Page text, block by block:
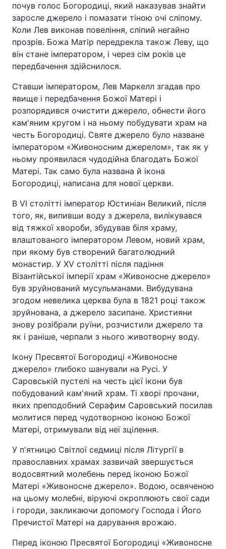
почув голос Богородиці, який наказував знайти
заросле джерело і помазати тіною очі сліпому.
Коли Лев виконав повеління, сліпий негайно
прозрів. Божа Матір передрекла також Леву, що
він стане імператором, і через сім років це
передбачення здійснилося.
Ставши імператором, Лев Маркелл згадав про
явище і передбачення Божої Матері і
розпорядився очистити джерело, обнести його
кам'яним кругом і на ньому побудувати храм на
честь Богородиці. Святе джерело було назване
імператором «Живоносним джерелом», так як у
ньому проявилася чудодійна благодать Божої
Матері. Так само була названа й ікона
Богородиці, написана для нової церкви.
В VI столітті імператор Юстиніан Великий, після
того, як, випивши воду з джерела, вилікувався
від тяжкої хвороби, збудував біля храму,
влаштованого імператором Левом, новий храм,
при якому був створений багатолюдний
монастир. У XV столітті після падіння
Візантійської імперії храм «Живоносне джерело»
був зруйнований мусульманами. Вибудувана
згодом невелика церква була в 1821 році також
зруйнована, а джерело засипане. Християни
знову розібрали руїни, розчистили джерело та
як і раніше, черпали з нього животворну воду.
Ікону Пресвятої Богородиці «Живоносне
джерело» глибоко шанували на Русі. У
Саровській пустелі на честь цієї ікони був
побудований кам'яний храм. Ті хворі прочани,
яких преподобний Серафим Саровський посилав
молитися перед чудотворною іконою Божої
Матері, отримували від неї зцілення.
У п'ятницю Світлої седмиці після Літургії в
православних храмах зазвичай звершується
водосвятний молебень перед іконою Божої
Матері «Живоносне джерело». Водою, освяченою
на цьому молебні, віруючі окроплюють свої сади
і городи, закликаючи допомогу Господа і Його
Пречистої Матері на дарування врожаю.
Перед іконою Пресвятої Богородиці «Живоносне